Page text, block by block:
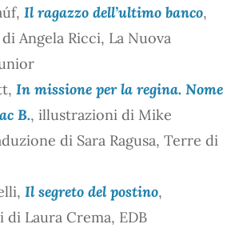
Il ragazzo dell’ultimo banco,
Angela Ricci, La Nuova
In missione per la regina. Nome
B., illustrazioni di Mike
di Sara Ragusa, Terre di
Il segreto del postino,
Laura Crema, EDB